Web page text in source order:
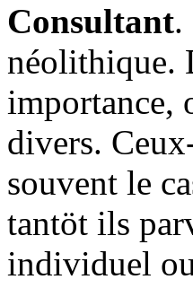
Consultant.
néolithique.
importance,
divers.
souvent le
tantöt ils
individuel